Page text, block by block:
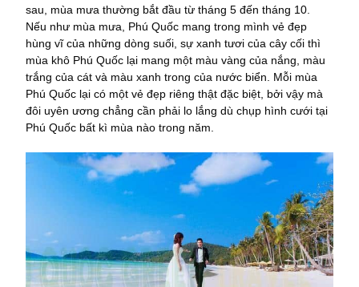
sau, mùa mưa thường bắt đầu từ tháng 5 đến tháng 10.
Nếu như mùa mưa, Phú Quốc mang trong mình vẻ đẹp
hùng vĩ của những dòng suối, sự xanh tươi của cây cối thì
mùa khô Phú Quốc lại mang một màu vàng của nắng, màu
trắng của cát và màu xanh trong của nước biển. Mỗi mùa
Phú Quốc lại có một vẻ đẹp riêng thật đặc biệt, bởi vậy mà
đôi uyên ương chẳng cần phải lo lắng dù chụp hình cưới tại
Phú Quốc bất kì mùa nào trong năm.